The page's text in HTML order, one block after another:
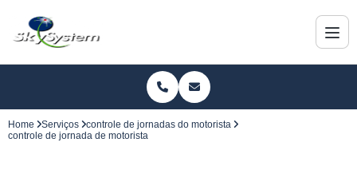
Home Serviços
controle de jornadas do motorista
controle de jornada de motorista